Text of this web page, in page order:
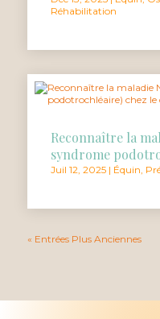
Réhabilitation
Reconnaître la
syndrome
Juil 12, 2025| Équin,
« Entrées Plus Anciennes